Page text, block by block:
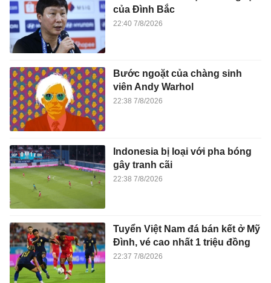
của Đình Bắc
22:40 7/8/2026
Bước ngoặt của chàng sinh
viên Andy Warhol
22:38 7/8/2026
Indonesia bị loại với pha bóng
gây tranh cãi
22:38 7/8/2026
Tuyển Việt Nam đá bán kết ở Mỹ
Đình, vé cao nhất 1 triệu đồng
22:37 7/8/2026